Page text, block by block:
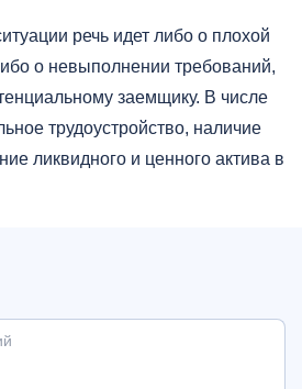
речь идет либо о плохой
о невыполнении требований,
заемщику. В числе
трудоустройство, наличие
ликвидного и ценного актива в